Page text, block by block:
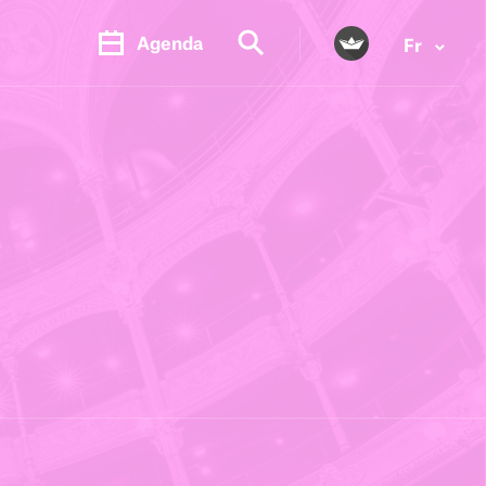
Agenda Fr